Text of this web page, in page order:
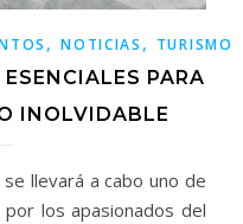
,NOTICIAS , TURISMO
PARA
INOLVIDABLE
llevará a cabo uno de
los apasionados del